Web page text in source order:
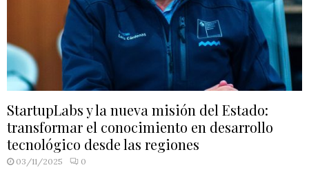
StartupLabs y la nueva misión del Estado:
transformar el conocimiento en desarrollo
tecnológico desde las regiones
03/11/2025 0